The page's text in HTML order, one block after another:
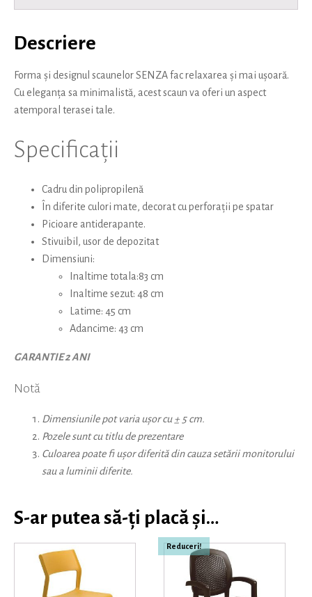
Descriere
Forma și designul scaunelor SENZA fac relaxarea și mai ușoară.
Cu eleganța sa minimalistă, acest scaun va oferi un aspect
atemporal terasei tale.
Specificații
Cadru din polipropilenă
În diferite culori mate, decorat cu perforații pe spatar
Picioare antiderapante.
Stivuibil, usor de depozitat
Dimensiuni:
Inaltime totala:83 cm
Inaltime sezut: 48 cm
Latime: 45 cm
Adancime: 43 cm
GARANTIE 2 ANI
Notă
Dimensiunile pot varia ușor cu ± 5 cm.
Pozele sunt cu titlu de prezentare
Culoarea poate fi ușor diferită din cauza setării monitorului
sau a luminii diferite.
S-ar putea să-ți placă și…
Reduceri!